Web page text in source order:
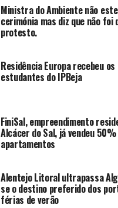
Ministra do Ambiente não
cerimónia mas diz que não foi
protesto.
Residência Europa recebeu
estudantes do IPBeja
FiniSal, empreendimento
Alcácer do Sal, já vendeu
apartamentos
Alentejo Litoral ultrapassa
se o destino preferido dos
férias de verão